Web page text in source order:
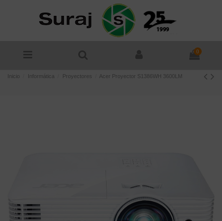
0
Inicio Informática Proyectores Acer Proyector S1386WH 3600LM